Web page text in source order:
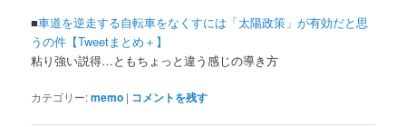
■車道を逆走する自転車をなくすには「太陽政策」が有効だと思
うの件【Tweetまとめ＋】
粘り強い説得…ともちょっと違う感じの導き方
カテゴリー:memo | コメントを残す